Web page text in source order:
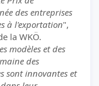
des entreprises
à l'exportation",
la WKÖ.
modèles et des
des
sont innovantes et